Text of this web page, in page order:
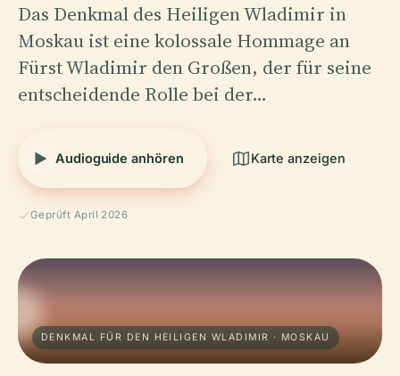
Das Denkmal des Heiligen Wladimir in
Moskau ist eine kolossale Hommage an
Fürst Wladimir den Großen, der für seine
entscheidende Rolle bei der…
Audioguide anhören Karte anzeigen
Geprüft April 2026
DENKMAL FÜR DEN HEILIGEN WLADIMIR · MOSKAU